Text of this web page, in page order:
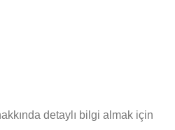
detaylı bilgi almak için